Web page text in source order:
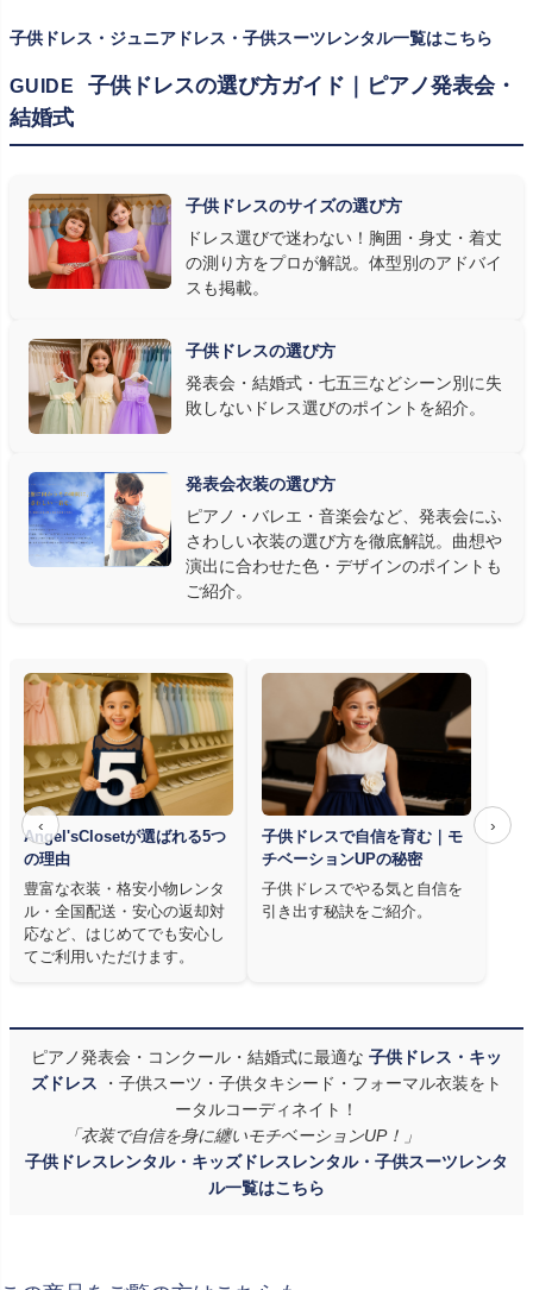
② 舞台で映える色・楽器に合うデザインを選ぶ
発表会の舞台は照明が強く、客席からは意外と色味が飛んで見え
ます。ネイビー・ブラック・深みのあるジュエルカラーはホールの照
す。またピアノ演奏なら落ち着いたシックなトーン、バイオリンやソ
ロ演奏なら華やかで視線を集めるデザイン、合唱やアンサンブル
なら衣装同士が調和するクラシカルな色合い、と演目に合わせた
③ 演奏の動きを妨げない設計か確認する
発表会ドレス選びで見落とされがちなのが"動きやすさ"です。ピ
アノならペダル操作を妨げない丈感、バイオリンなら弓を動かす
右腕のゆとり、管楽器なら胸元の締め付けがないこと——演奏の
質は衣装で変わります。Angel's Closetのレンタル衣装は、元ピ
アノ教師の店長が発表会・コンクールでのご使用を前提に厳選し
た商品
を多数ご用意しています。
子供ドレス・ジュニアドレス・子供スーツレンタル一覧はこちら
GUIDE
子供ドレスの選び方ガイド｜ピアノ発表会・
結婚式
子供ドレスのサイズの選び方
ドレス選びで迷わない！胸囲・身丈・着丈
の測り方をプロが解説。体型別のアドバイ
スも掲載。
子供ドレスの選び方
発表会・結婚式・七五三などシーン別に失
敗しないドレス選びのポイントを紹介。
発表会衣装の選び方
ピアノ・バレエ・音楽会など、発表会にふ
さわしい衣装の選び方を徹底解説。曲想や
演出に合わせた色・デザインのポイントも
ご紹介。
‹ ›
Angel'sClosetが選ばれる5つ
の理由
豊富な衣装・格安小物レンタ
ル・全国配送・安心の返却対
応など、はじめてでも安心し
てご利用いただけます。
子供ドレスで自信を育む｜モ
チベーションUPの秘密
子供ドレスでやる気と自信を
引き出す秘訣をご紹介。
ピアノ発表会・コンクール・結婚式に最適な 子供ドレス・キッ
ズドレス
・子供スーツ・子供タキシード・フォーマル衣装をト
ータルコーディネイト！
「衣装で自信を身に纏いモチベーションUP！」
子供ドレスレンタル・キッズドレスレンタル・子供スーツレンタ
ル一覧はこちら